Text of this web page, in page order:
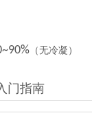
（无冷凝）
门指南